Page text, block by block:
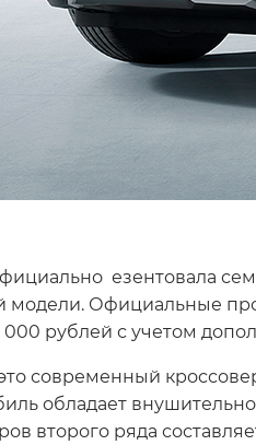
езентовала
модели. Официальные
000 рублей с учетом
современный
обладает
второго ряда